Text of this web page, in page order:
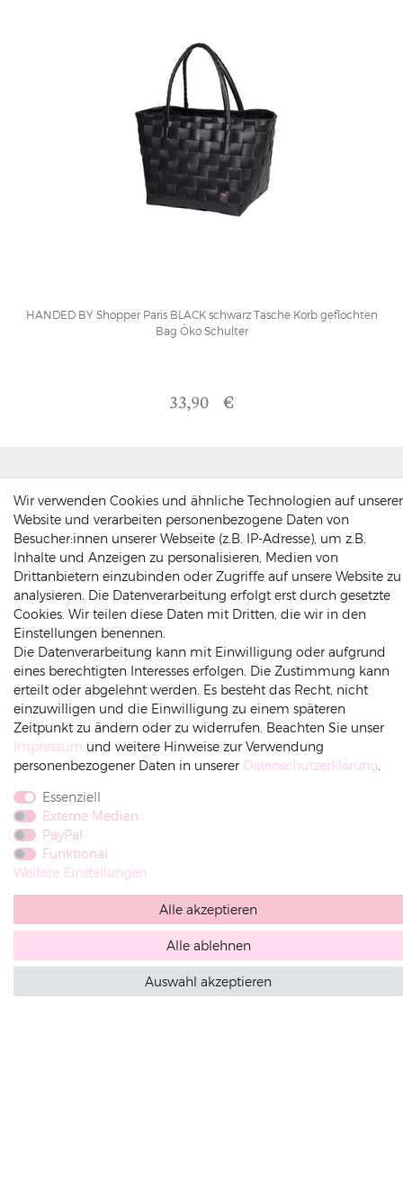
HANDED BY Shopper Paris BLACK schwarz Tasche Korb geflochten
Bag Öko Schulter
33,90 €
Newsletter anmelden
Als Erster über Aktionen informiert sein
Sicher Einkaufen & Bezahlen
Exklusive Vorteile und Rabatte genießen
Abonnieren
Hiermit bestätige ich, dass ich die Daten­schutz­erklärung gelesen
SERVICE &
Oldenkotter Str. 69
VERSAND
Wir verwenden Cookies und ähnliche Technologien auf unserer
Website und verarbeiten personenbezogene Daten von
Besucher:innen unserer Webseite (z.B. IP-Adresse), um z.B.
Inhalte und Anzeigen zu personalisieren, Medien von
Drittanbietern einzubinden oder Zugriffe auf unsere Website zu
analysieren. Die Datenverarbeitung erfolgt erst durch gesetzte
Cookies. Wir teilen diese Daten mit Dritten, die wir in den
Einstellungen benennen.
Die Datenverarbeitung kann mit Einwilligung oder aufgrund
eines berechtigten Interesses erfolgen. Die Zustimmung kann
erteilt oder abgelehnt werden. Es besteht das Recht, nicht
einzuwilligen und die Einwilligung zu einem späteren
Zeitpunkt zu ändern oder zu widerrufen. Beachten Sie unser
Impressum und weitere Hinweise zur Verwendung
personenbezogener Daten in unserer Daten­schutz­erklärung
Essenziell
Externe Medien
PayPal
Funktional
Weitere Einstellungen
Alle akzeptieren
Alle ablehnen
Auswahl akzeptieren